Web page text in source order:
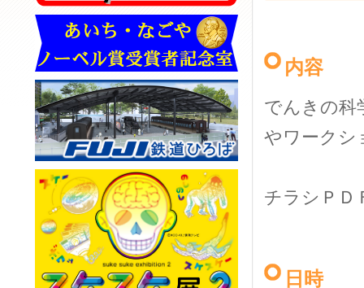
内容
でんきの科
やワークシ
チラシＰＤ
日時